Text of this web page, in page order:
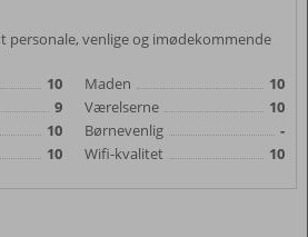
personale, venlige og imødekommende
10
9
10
10
Maden
10
Værelserne
10
Børnevenlig
-
Wifi-kvalitet
10